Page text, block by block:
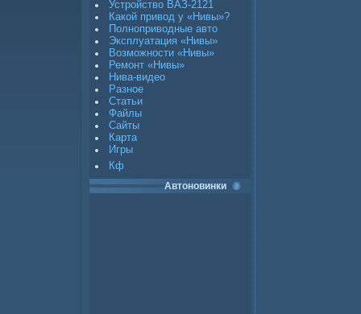
Устройство ВАЗ-2121
Какой привод у «Нивы»?
Полноприводные авто
Эксплуатация «Нивы»
Возможности «Нивы»
Ремонт «Нивы»
Нива-видео
Разное
Статьи
Файлы
Сайты
Карта
Игры
Кф
Автоновинки